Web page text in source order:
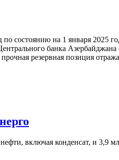
состоянию на 1 января 2025
банка
резервная позиция
включая конденсат, и 3,9